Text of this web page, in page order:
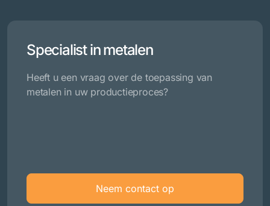
Specialist in metalen
Heeft u een vraag over de toepassing van
metalen in uw productieproces?
Neem contact op